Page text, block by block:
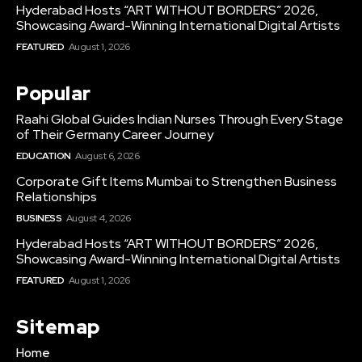
Hyderabad Hosts “ART WITHOUT BORDERS” 2026,
Showcasing Award-Winning International Digital Artists
FEATURED August 1, 2026
Popular
Raahi Global Guides Indian Nurses Through Every Stage
of Their Germany Career Journey
EDUCATION August 6, 2026
Corporate Gift Items Mumbai to Strengthen Business
Relationships
BUSINESS August 4, 2026
Hyderabad Hosts “ART WITHOUT BORDERS” 2026,
Showcasing Award-Winning International Digital Artists
FEATURED August 1, 2026
Sitemap
Home